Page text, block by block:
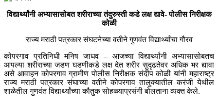
विद्यार्थ्यांनी अभ्यासासोबत शरीराच्या तंदुरुस्ती कडे लक्ष द्यावे- पोलीस निरीक्षक
कोळी
राज्य मराठी पत्रकार संघटनेच्या वतीने गुणवंत विद्यार्थ्यांचा गौरव
कोपरगाव प्रतिनिधी मनिष जाधव – आजच्या विद्यार्थ्यांनी अभ्यासासोबतच
आपल्या शरीराच्या जडण घडणीकडे लक्ष देत शरीर सुदृढतेवर अधिक भर द्यावा
असे आवाहन कोपरगाव ग्रामीण पोलीस निरीक्षक संदीप कोळी यांनी महाराष्ट्र
राज्य मराठी पत्रकार संघाच्या वतीने कोपरगाव तालुक्यातील करंजी येथील
शाळेतील गुणवंत विद्यार्थ्यांच्या कौतुक सोहळ्याप्रसंगी बोलताना व्यक्त केले.